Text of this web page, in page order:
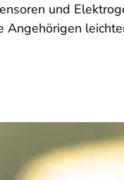
und
Angehörigen